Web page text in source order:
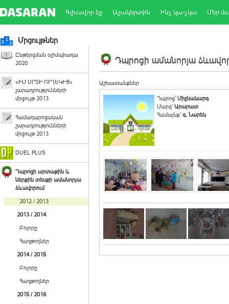
Գլխավոր էջ Աշակերտին Ինչ կա-չկա Մեր
Մրցույթներ
Ընթերցման օլիմպիադա
2020
«ԻՄ ՍՐՏԻ ՈՒՂԵԿԻՑ»
շարադրությունների
մրցույթ 2013
Համադպրոցական
շարադրությունների
մրցույթ 2013
DUEL PLUS
Դպրոցի արտաքին և
ներքին տեսքի ամանորյա
ձևավորում
2012 / 2013
2013 / 2014
Բոլորը
Հաղթողներ
2014 / 2015
Բոլորը
Հաղթողներ
2015 / 2016
Դպրոցի ամանորյա
Աշխատանքներ
Դպրոց`Միջնակարգ
Մարզ`Արարատ
Համայնք`գ. Նարեկ